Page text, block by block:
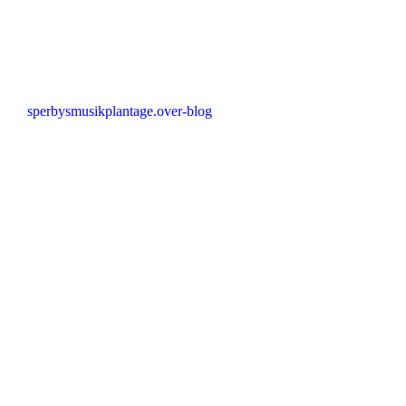
sperbysmusikplantage.over-blog